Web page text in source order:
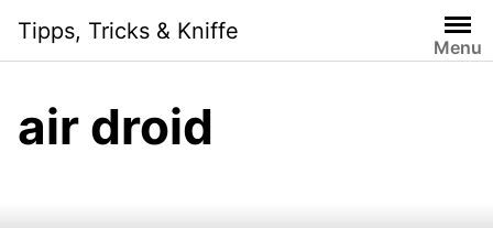
content
Tipps, Tricks & Kniffe
Menu
air droid